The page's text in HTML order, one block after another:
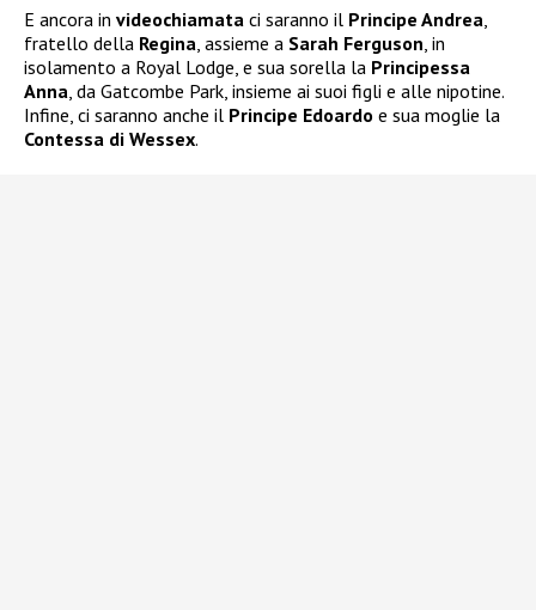
E ancora in videochiamata ci saranno il Principe Andrea,
fratello della Regina, assieme a Sarah Ferguson, in
isolamento a Royal Lodge, e sua sorella la Principessa
Anna, da Gatcombe Park, insieme ai suoi figli e alle nipotine.
Infine, ci saranno anche il Principe Edoardo e sua moglie la
Contessa di Wessex.